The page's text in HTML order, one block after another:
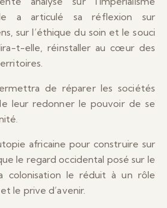
a articulé sa réflexion sur
sur l’éthique du soin et le souci
t-elle, réinstaller au cœur des
de réparer les sociétés
leur redonner le pouvoir de se
africaine pour construire sur
le regard occidental posé sur le
colonisation le réduit à un rôle
le prive d’avenir.